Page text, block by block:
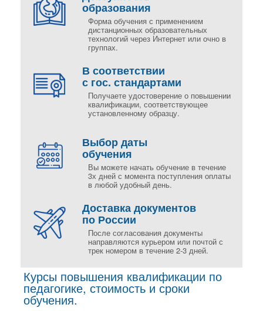
образования
Форма обучения с применением
дистанционных образовательных
технологий через Интернет или очно в
группах.
В соответствии
с гос. стандартами
Получаете удостоверение о повышении
квалификации, соответствующее
установленному образцу.
Выбор даты
обучения
Вы можете начать обучение в течение
3х дней с момента поступления оплаты
в любой удобный день.
Доставка документов
по России
После согласования документы
направляются курьером или почтой с
трек номером в течение 2-3 дней.
Курсы повышения квалификации по
педагогике, стоимость и сроки
обучения.